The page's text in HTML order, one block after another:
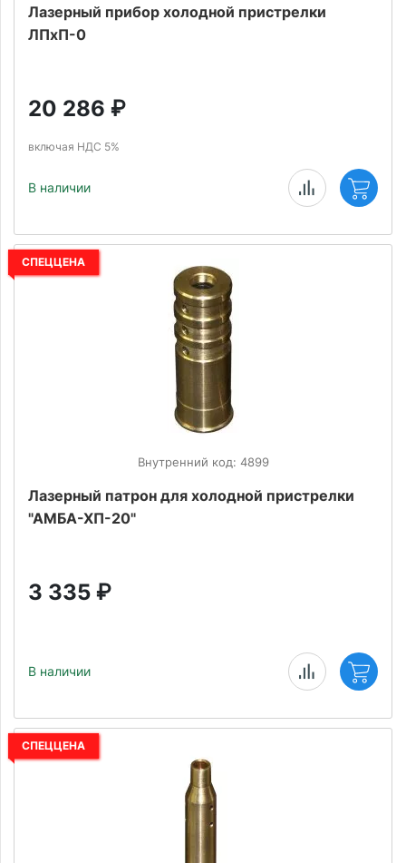
Лазерный прибор xолодной пристрелки
ЛПxП-0
20 286 ₽
включая НДС 5%
В наличии
СПЕЦЦЕНА
Внутренний код: 4899
Лазерный патрон для холодной пристрелки
"АМБА-ХП-20"
3 335 ₽
В наличии
СПЕЦЦЕНА